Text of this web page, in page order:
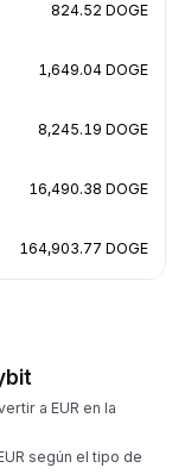
824.52 DOGE
1,649.04 DOGE
8,245.19 DOGE
16,490.38 DOGE
164,903.77 DOGE
a EUR en la
según el tipo de